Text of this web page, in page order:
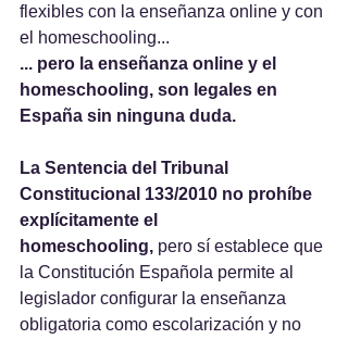
flexibles con la enseñanza online y con
el homeschooling...
... pero la enseñanza online y el
homeschooling, son legales en
España sin ninguna duda.
La Sentencia del Tribunal
Constitucional 133/2010 no prohíbe
explícitamente el
homeschooling, pero sí establece que
la Constitución Española permite al
legislador configurar la enseñanza
obligatoria como escolarización y no